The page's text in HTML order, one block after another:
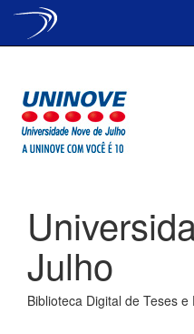
Julho
Biblioteca Digital de Teses e